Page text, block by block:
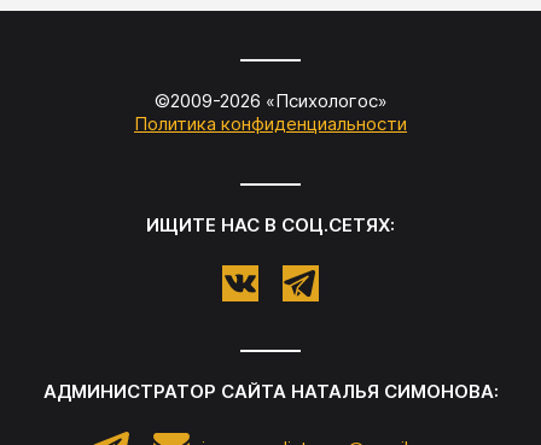
©2009-2026 «Психологос»
Политика конфиденциальности
ИЩИТЕ НАС В СОЦ.СЕТЯХ:
АДМИНИСТРАТОР САЙТА НАТАЛЬЯ СИМОНОВА: